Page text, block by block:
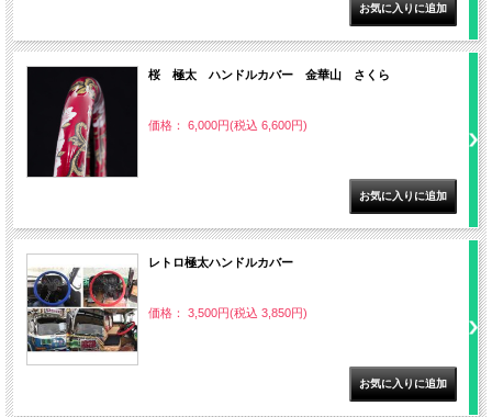
桜 極太 ハンドルカバー 金華山 さくら
価格： 6,000円(税込 6,600円)
レトロ極太ハンドルカバー
価格： 3,500円(税込 3,850円)